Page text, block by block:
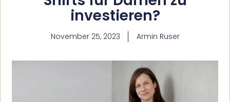
investieren?
November 25, 2023 Armin Ruser